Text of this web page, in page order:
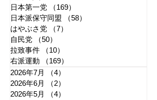
日本第一党
（169）
日本派保守同盟
（58）
はやぶさ党
（7）
自民党
（50）
拉致事件
（10）
右派運動
（169）
2026年7月
（4）
2026年6月
（2）
2026年5月
（4）